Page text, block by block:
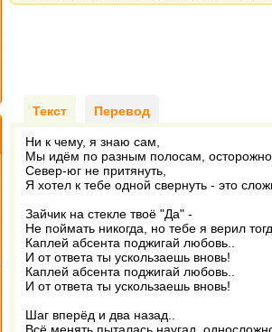
Текст Перевод
Ни к чему, я знаю сам,
Мы идём по разным полосам, осторожно.
Север-юг не притянуть,
Я хотел к тебе одной свернуть - это
Зайчик на стекле твоё "Да" -
Не поймать никогда, но тебе я верил
Каплей абсента поджигай любовь..
И от ответа ты ускользаешь вновь!
Каплей абсента поджигай любовь..
И от ответа ты ускользаешь вновь!
Шаг вперёд и два назад..